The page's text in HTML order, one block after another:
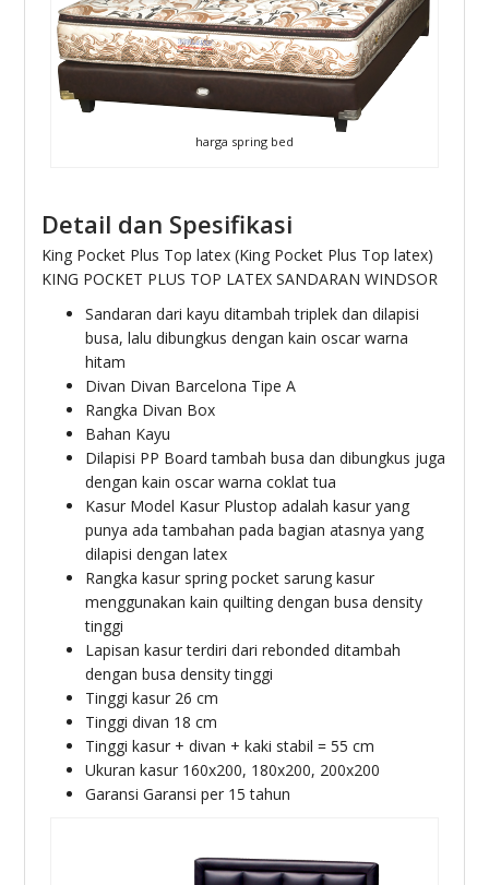
harga spring bed
Detail dan Spesifikasi
King Pocket Plus Top latex (King Pocket Plus Top latex)
KING POCKET PLUS TOP LATEX SANDARAN WINDSOR
Sandaran dari kayu ditambah triplek dan dilapisi
busa, lalu dibungkus dengan kain oscar warna
hitam
Divan Divan Barcelona Tipe A
Rangka Divan Box
Bahan Kayu
Dilapisi PP Board tambah busa dan dibungkus juga
dengan kain oscar warna coklat tua
Kasur Model Kasur Plustop adalah kasur yang
punya ada tambahan pada bagian atasnya yang
dilapisi dengan latex
Rangka kasur spring pocket sarung kasur
menggunakan kain quilting dengan busa density
tinggi
Lapisan kasur terdiri dari rebonded ditambah
dengan busa density tinggi
Tinggi kasur 26 cm
Tinggi divan 18 cm
Tinggi kasur + divan + kaki stabil = 55 cm
Ukuran kasur 160x200, 180x200, 200x200
Garansi Garansi per 15 tahun